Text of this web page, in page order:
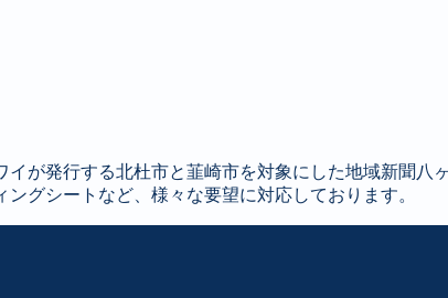
イが発行する北杜市と韮崎市を対象にした地域新聞
ングシートなど、様々な要望に対応しております。